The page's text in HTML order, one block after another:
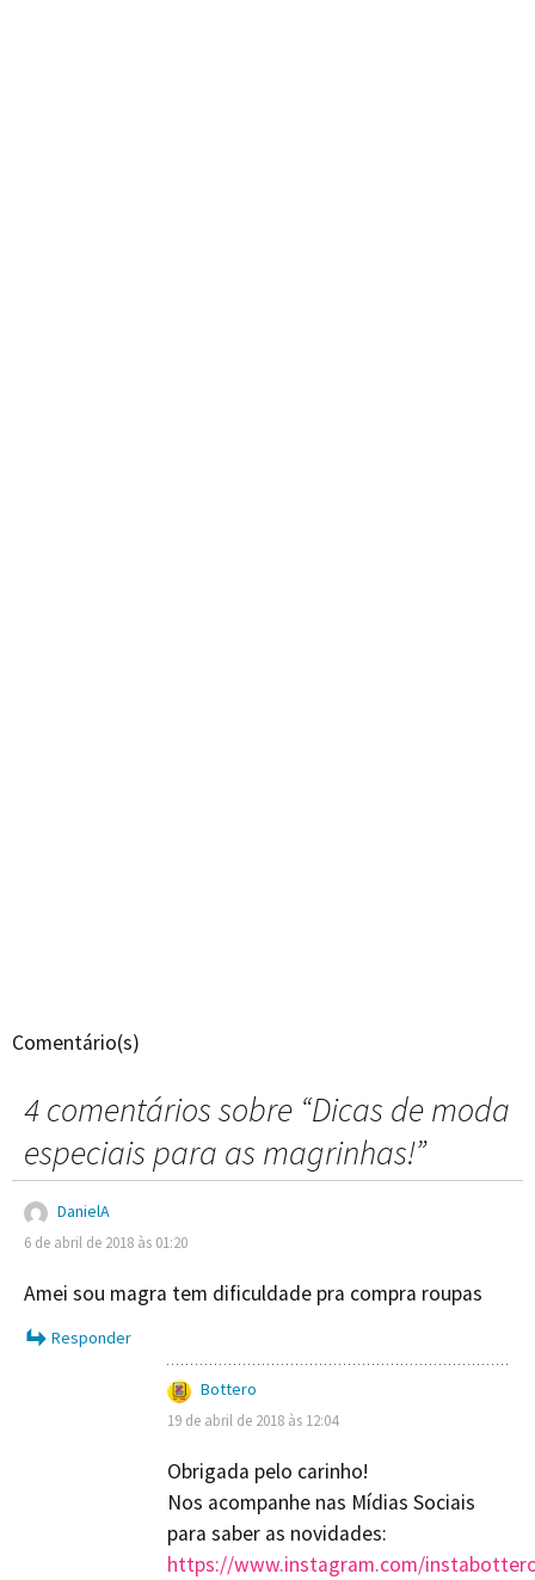
Comentário(s)
4 comentários sobre “Dicas de moda
especiais para as magrinhas!”
DanielA
6 de abril de 2018 às 01:20
Amei sou magra tem dificuldade pra compra roupas
Responder
Bottero
19 de abril de 2018 às 12:04
Obrigada pelo carinho!
Nos acompanhe nas Mídias Sociais
para saber as novidades:
https://www.instagram.com/